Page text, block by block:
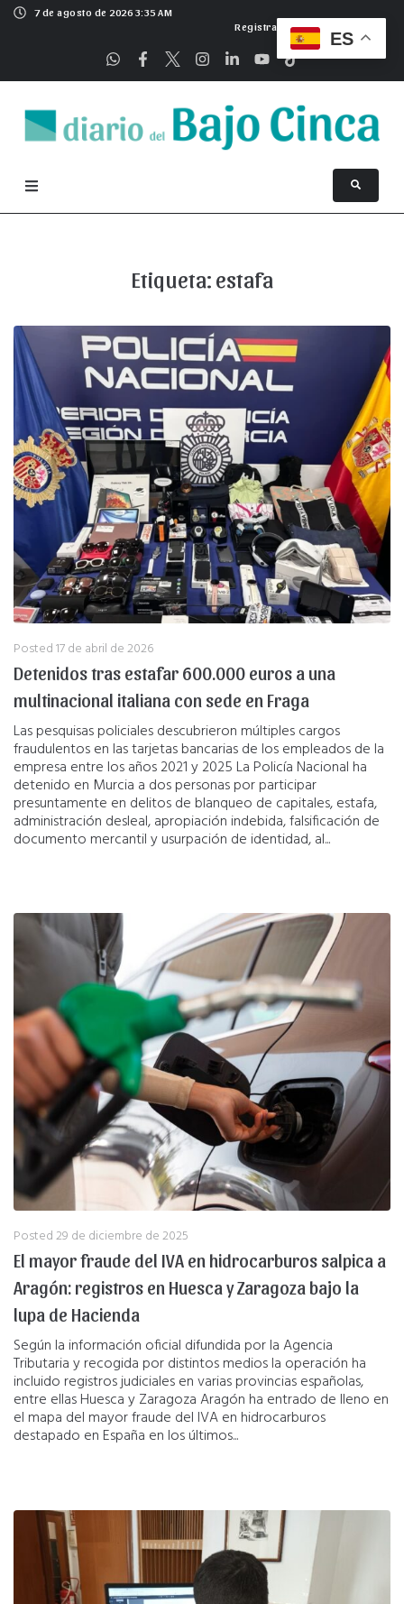
7 de agosto de 2026 3:35 AM
Registrarse
Etiqueta: estafa
Posted17 de abril de 2026
Detenidos tras estafar 600.000 euros a una
multinacional italiana con sede en Fraga
Las pesquisas policiales descubrieron múltiples cargos
fraudulentos en las tarjetas bancarias de los empleados de la
empresa entre los años 2021 y 2025 La Policía Nacional ha
detenido en Murcia a dos personas por participar
presuntamente en delitos de blanqueo de capitales, estafa,
administración desleal, apropiación indebida, falsificación de
documento mercantil y usurpación de identidad, al...
Posted29 de diciembre de 2025
El mayor fraude del IVA en hidrocarburos salpica a
Aragón: registros en Huesca y Zaragoza bajo la
lupa de Hacienda
Según la información oficial difundida por la Agencia
Tributaria y recogida por distintos medios la operación ha
incluido registros judiciales en varias provincias españolas,
entre ellas Huesca y Zaragoza Aragón ha entrado de lleno en
el mapa del mayor fraude del IVA en hidrocarburos
destapado en España en los últimos...
ES